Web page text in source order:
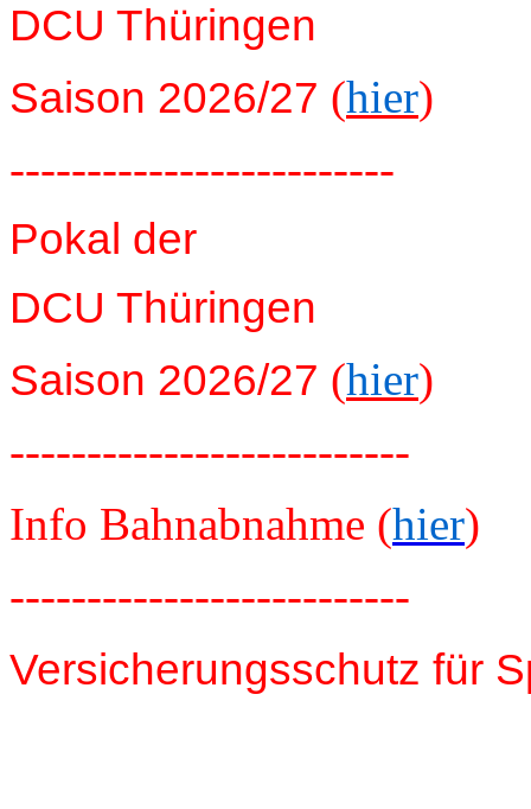
DCU Thüringen
Saison 2026/27 (hier)
-------------------------
Pokal der
DCU Thüringen
Saison 2026/27 (hier)
--------------------------
Info Bahnabnahme (hier)
--------------------------
Versicherungsschutz für